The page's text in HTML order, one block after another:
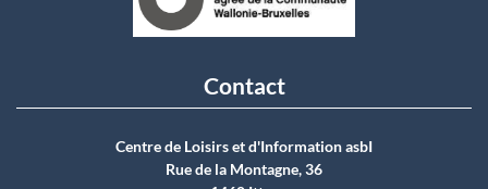
Contact
Centre de Loisirs et d'Information asbI
Rue de la Montagne, 36